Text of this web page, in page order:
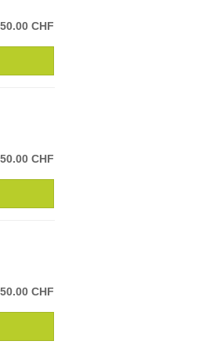
CHF
CHF
CHF